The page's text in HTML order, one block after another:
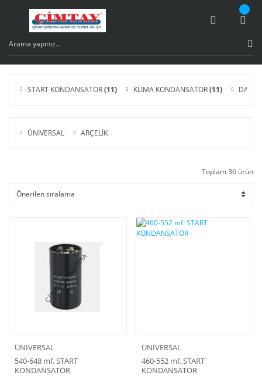
START KONDANSATOR(11) KLİMA KONDANSATÖR(11) DAIMI
ÜNİVERSAL ARÇELİK
Toplam 36 ürün
ÜNİVERSAL
540-648 mf. START
KONDANSATÖR
ÜNİVERSAL
460-552 mf. START
KONDANSATÖR